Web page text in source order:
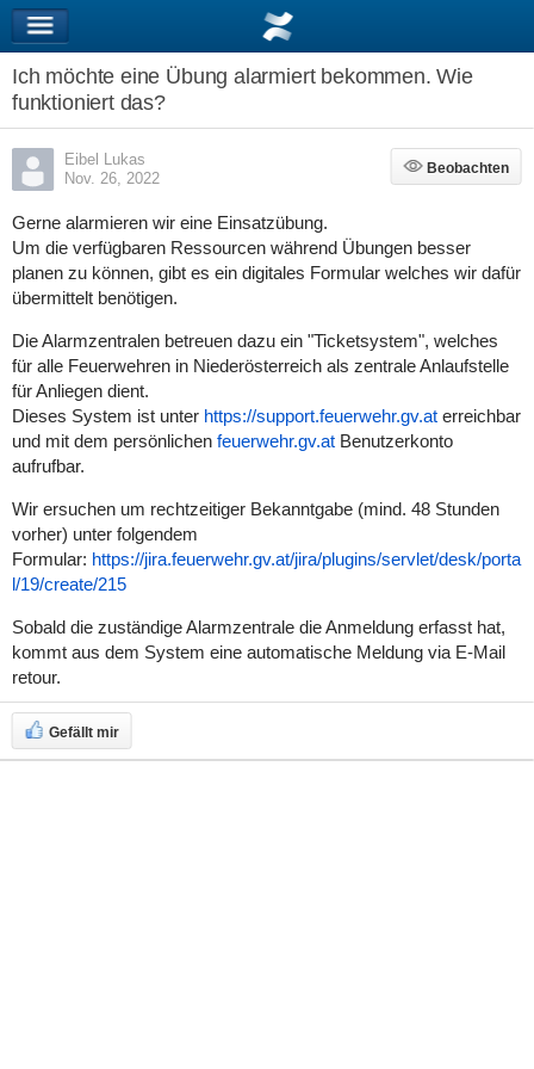
Ich möchte eine Übung alarmiert bekommen. Wie
funktioniert das?
Eibel Lukas
Nov. 26, 2022
Beobachten
Beobachten
Gerne alarmieren wir eine Einsatzübung.
Um die verfügbaren Ressourcen während Übungen besser
planen zu können, gibt es ein digitales Formular welches wir dafür
übermittelt benötigen.
Die Alarmzentralen betreuen dazu ein "Ticketsystem", welches
für alle Feuerwehren in Niederösterreich als zentrale Anlaufstelle
für Anliegen dient.
Dieses System ist unter https://support.feuerwehr.gv.at erreichbar
und mit dem persönlichen feuerwehr.gv.at Benutzerkonto
aufrufbar.
Wir ersuchen um rechtzeitiger Bekanntgabe (mind. 48 Stunden
vorher) unter folgendem
Formular: https://jira.feuerwehr.gv.at/jira/plugins/servlet/desk/porta
l/19/create/215
Sobald die zuständige Alarmzentrale die Anmeldung erfasst hat,
kommt aus dem System eine automatische Meldung via E-Mail
retour.
Gefällt mir